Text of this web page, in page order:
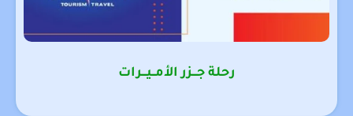
رحلة جـــزر الأمــيـــرات